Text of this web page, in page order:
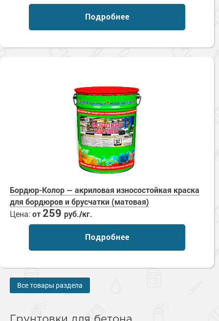
Подробнее
Бордюр-Колор — акриловая износостойкая краска
для бордюров и брусчатки (матовая)
Цена: от259 руб./кг.
Подробнее
Все товары раздела